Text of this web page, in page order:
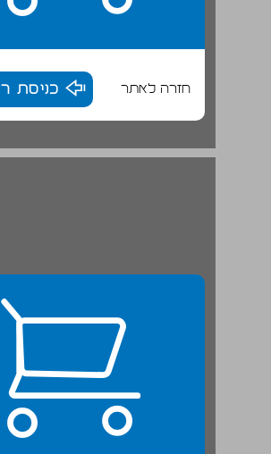
חזרה לאתר כניסת
בני דורו ותלמידיו ... 20